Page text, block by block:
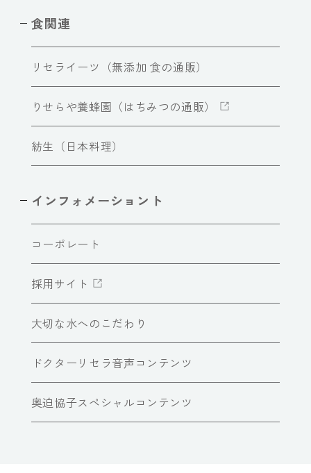
食関連
リセライーツ（無添加 食の通販）
りせらや養蜂園（はちみつの通販）
紡生（日本料理）
インフォメーショント
コーポレート
採用サイト
大切な水へのこだわり
ドクターリセラ音声コンテンツ
奥迫協子スペシャルコンテンツ